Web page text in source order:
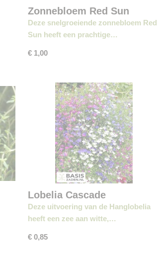
Zonnebloem Red Sun
Deze snelgroeiende zonnebloem Red
Sun heeft een prachtige…
€ 1,00
Lobelia Cascade
kleurenmix
Deze uitvoering van de Hanglobelia
heeft een zee aan witte,…
€ 0,85